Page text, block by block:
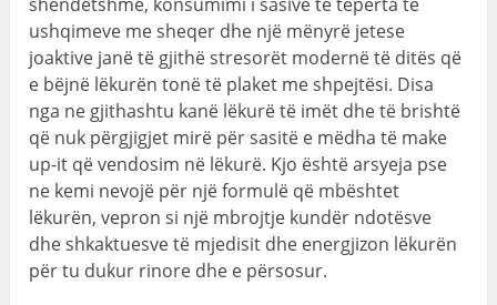
ushqimeve me sheqer dhe një mënyrë jetese
joaktive janë të gjithë stresorët modernë të ditës që
e bëjnë lëkurën tonë të plaket me shpejtësi. Disa
nga ne gjithashtu kanë lëkurë të imët dhe të brishtë
që nuk përgjigjet mirë për sasitë e mëdha të make
up-it që vendosim në lëkurë. Kjo është arsyeja pse
ne kemi nevojë për një formulë që mbështet
lëkurën, vepron si një mbrojtje kundër ndotësve
dhe shkaktuesve të mjedisit dhe energjizon lëkurën
për tu dukur rinore dhe e përsosur.